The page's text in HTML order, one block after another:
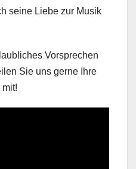
seine Liebe zur Musik
Vorsprechen
Sie uns gerne Ihre